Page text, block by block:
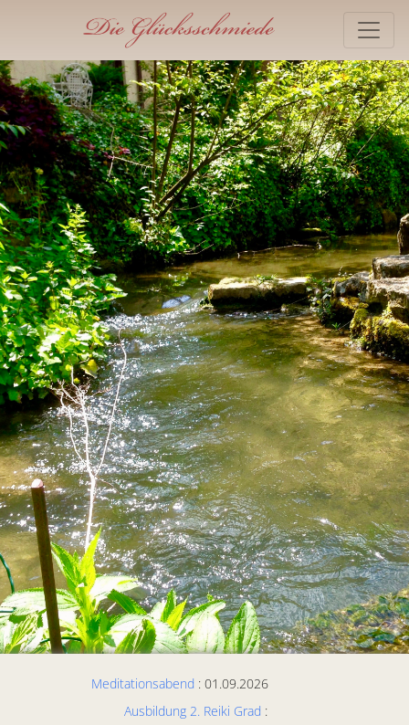
Meditationsabend : 01.09.2026
Ausbildung 2. Reiki Grad :